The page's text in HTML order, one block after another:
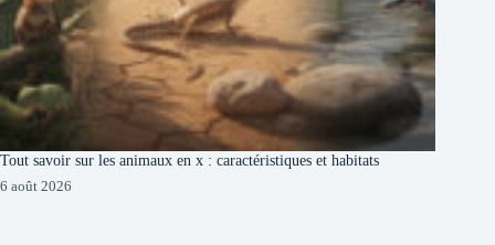
Tout savoir sur les animaux en x : caractéristiques et habitats
6 août 2026